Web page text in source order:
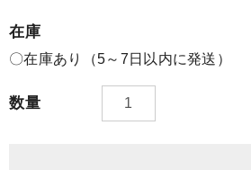
在庫
〇在庫あり（5～7日以内に発送）
数量